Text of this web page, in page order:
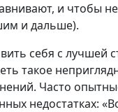
и чтобы
и дальше).
себя с лучшей
такое
Часто
недостатках: